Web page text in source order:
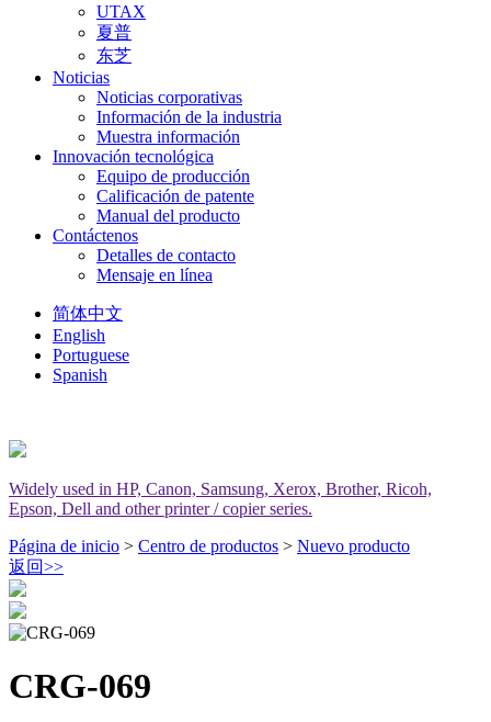
UTAX
夏普
东芝
Noticias
Noticias corporativas
Información de la industria
Muestra información
Innovación tecnológica
Equipo de producción
Calificación de patente
Manual del producto
Contáctenos
Detalles de contacto
Mensaje en línea
简体中文
English
Portuguese
Spanish
Widely used in HP, Canon, Samsung, Xerox, Brother, Ricoh,
Epson, Dell and other printer / copier series.
Página de inicio > Centro de productos > Nuevo producto
返回>>
CRG-069